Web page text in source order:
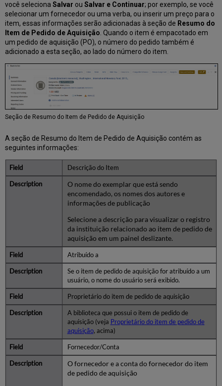
você selecionaSalvar ouSalvar e Continuar; por exemplo, se você
selecionar um fornecedor ou uma verba, ou inserir um preço para o
item, essas informações serão adicionadas à seção de Resumo do
Item de Pedido de Aquisição. Quando o item é empacotado em
um pedido de aquisição (PO), o número do pedido também é
adicionado a esta seção, ao lado do número do item.
Seção de Resumo do Item de Pedido de Aquisição
A seção de Resumo do Item de Pedido de Aquisição contém as
seguintes informações:
Descrição do Item
O nome do exemplar que está sendo
encomendado, os nomes dos autores e
informações de publicação
Selecione a descrição para visualizar o registro
da instituição relacionado ao item de pedido de
aquisição em um painel deslizante.
Atribuído a
Se o item de pedido de aquisição for atribuído a um
usuário, o nome do usuário será exibido.
Proprietário do item de pedido de aquisição
A biblioteca que possui o item de pedido de
aquisição (veja Proprietário do item de pedido de
aquisição, acima)
Fornecedor/Conta
O fornecedor e a conta do fornecedor do item
de pedido de aquisição